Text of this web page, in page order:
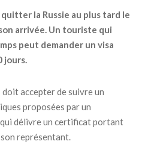
la Russie au plus tard le
arrivée. Un touriste qui
peut demander un visa
jours.
accepter de suivre un
proposées par un
délivre un certificat portant
représentant.